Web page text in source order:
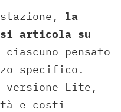
la
si articola su
ciascuno pensato
specifico.
versione Lite,
e costi